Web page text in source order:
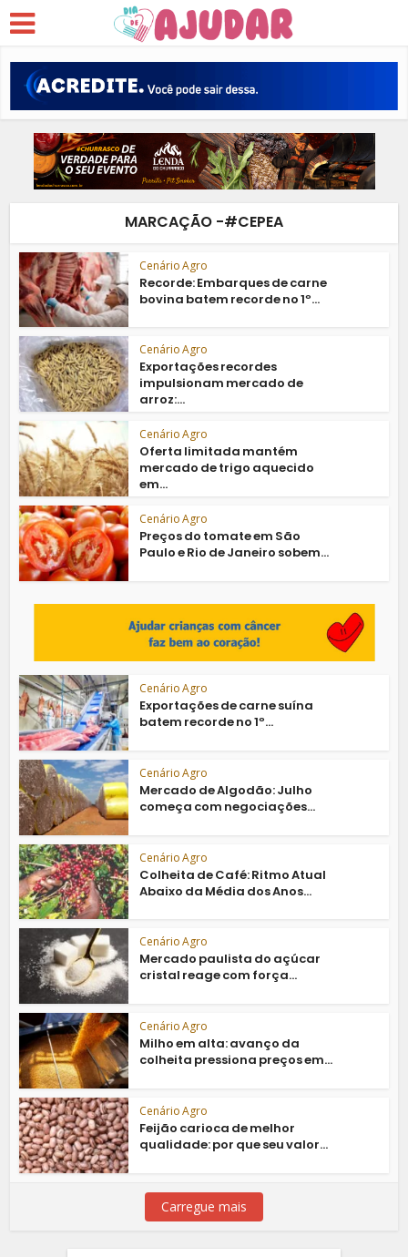
MARCAÇÃO -#CEPEA
Cenário Agro
Recorde: Embarques de carne
bovina batem recorde no 1º...
Cenário Agro
Exportações recordes
impulsionam mercado de
arroz:...
Cenário Agro
Oferta limitada mantém
mercado de trigo aquecido
em...
Cenário Agro
Preços do tomate em São
Paulo e Rio de Janeiro sobem...
Cenário Agro
Exportações de carne suína
batem recorde no 1º...
Cenário Agro
Mercado de Algodão: Julho
começa com negociações...
Cenário Agro
Colheita de Café: Ritmo Atual
Abaixo da Média dos Anos...
Cenário Agro
Mercado paulista do açúcar
cristal reage com força...
Cenário Agro
Milho em alta: avanço da
colheita pressiona preços em...
Cenário Agro
Feijão carioca de melhor
qualidade: por que seu valor...
Carregue mais